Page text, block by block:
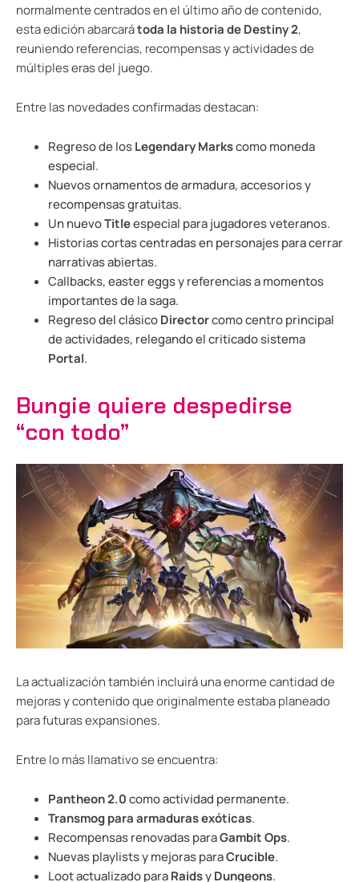
normalmente centrados en el último año de contenido,
esta edición abarcarátoda la historia de Destiny 2,
reuniendo referencias, recompensas y actividades de
múltiples eras del juego.
Entre las novedades confirmadas destacan:
Regreso de losLegendary Markscomo moneda
especial.
Nuevos ornamentos de armadura, accesorios y
recompensas gratuitas.
Un nuevoTitleespecial para jugadores veteranos.
Historias cortas centradas en personajes para cerrar
narrativas abiertas.
Callbacks, easter eggs y referencias a momentos
importantes de la saga.
Regreso del clásicoDirectorcomo centro principal
de actividades, relegando el criticado sistema
Portal.
Bungie quiere despedirse
“con todo”
La actualización también incluirá una enorme cantidad de
mejoras y contenido que originalmente estaba planeado
para futuras expansiones.
Entre lo más llamativo se encuentra:
Pantheon 2.0como actividad permanente.
Transmog para armaduras exóticas.
Recompensas renovadas paraGambit Ops.
Nuevas playlists y mejoras paraCrucible.
Loot actualizado paraRaidsyDungeons.